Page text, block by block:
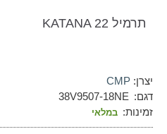
תרמיל KATANA 22
יצרן: CMP
דגם: 38V9507-18NE
זמינות: במלאי